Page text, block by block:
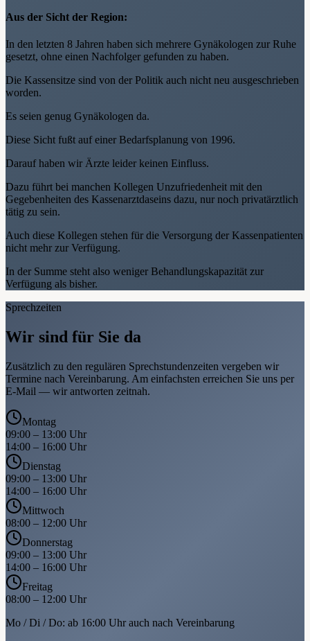
Aus der Sicht der Region:
In den letzten 8 Jahren haben sich mehrere Gynäkologen zur Ruhe
gesetzt, ohne einen Nachfolger gefunden zu haben.
Die Kassensitze sind von der Politik auch nicht neu ausgeschrieben
worden.
Es seien genug Gynäkologen da.
Diese Sicht fußt auf einer Bedarfsplanung von 1996.
Darauf haben wir Ärzte leider keinen Einfluss.
Dazu führt bei manchen Kollegen Unzufriedenheit mit den
Gegebenheiten des Kassenarztdaseins dazu, nur noch privatärztlich
tätig zu sein.
Auch diese Kollegen stehen für die Versorgung der Kassenpatienten
nicht mehr zur Verfügung.
In der Summe steht also weniger Behandlungskapazität zur
Verfügung als bisher.
Sprechzeiten
Wir sind für Sie da
Zusätzlich zu den regulären Sprechstundenzeiten vergeben wir
Termine nach Vereinbarung. Am einfachsten erreichen Sie uns per
E-Mail — wir antworten zeitnah.
Montag
09:00 – 13:00 Uhr
14:00 – 16:00 Uhr
Dienstag
09:00 – 13:00 Uhr
14:00 – 16:00 Uhr
Mittwoch
08:00 – 12:00 Uhr
Donnerstag
09:00 – 13:00 Uhr
14:00 – 16:00 Uhr
Freitag
08:00 – 12:00 Uhr
Mo / Di / Do: ab 16:00 Uhr auch nach Vereinbarung